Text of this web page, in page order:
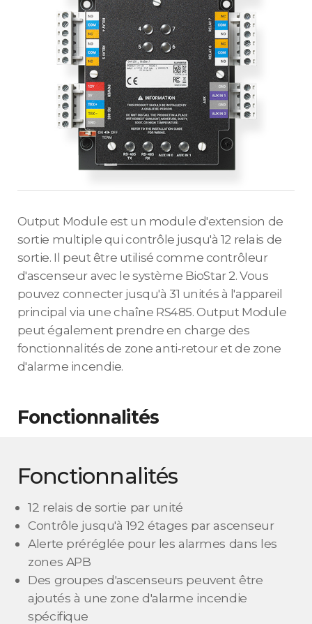
Output Module est un module d'extension de
sortie multiple qui contrôle jusqu'à 12 relais de
sortie. Il peut être utilisé comme contrôleur
d'ascenseur avec le système BioStar 2. Vous
pouvez connecter jusqu'à 31 unités à l'appareil
principal via une chaîne RS485. Output Module
peut également prendre en charge des
fonctionnalités de zone anti-retour et de zone
d'alarme incendie.
Fonctionnalités
Fonctionnalités
12 relais de sortie par unité
Contrôle jusqu'à 192 étages par ascenseur
Alerte préréglée pour les alarmes dans les
zones APB
Des groupes d'ascenseurs peuvent être
ajoutés à une zone d'alarme incendie
spécifique